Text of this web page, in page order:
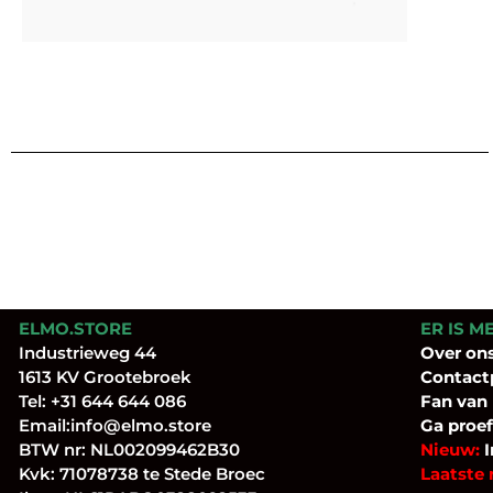
ELMO.STORE
Industrieweg 44
1613 KV Grootebroek
Tel: +31 644 644 086
Email:info@elmo.store
BTW nr: NL002099462B30
Kvk: 71078738 te Stede Broec
ER IS
Over
Fanvan
Ga
Nieuw:
Laatste